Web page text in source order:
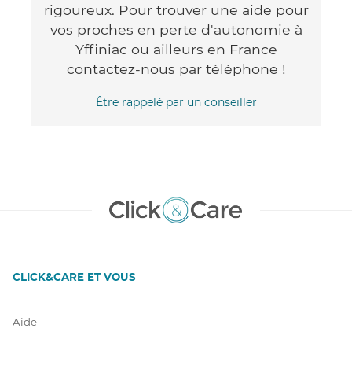
rigoureux. Pour trouver une aide pour
vos proches en perte d'autonomie à
Yffiniac ou ailleurs en France
contactez-nous par téléphone !
Être rappelé par un conseiller
CLICK&CARE ET VOUS
Aide